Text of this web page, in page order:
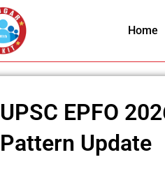
Home
UPSC EPFO
Pattern Update